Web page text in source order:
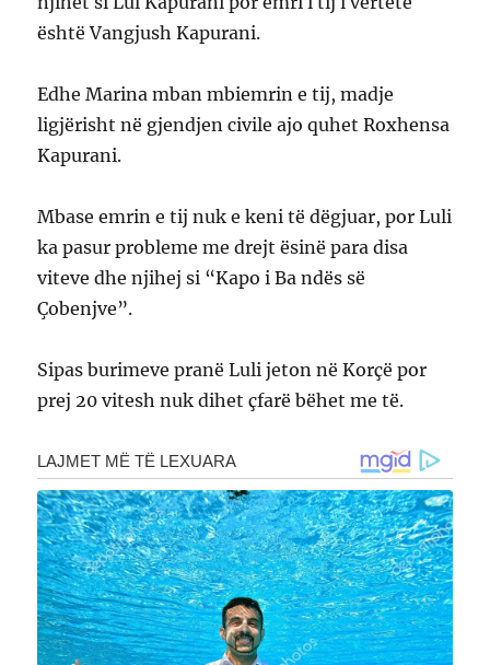
është Vangjush Kapurani.
Edhe Marina mban mbiemrin e tij, madje
ligjërisht në gjendjen civile ajo quhet Roxhensa
Kapurani.
Mbase emrin e tij nuk e keni të dëgjuar, por Luli
ka pasur probleme me drejt ësinë para disa
viteve dhe njihej si “Kapo i Ba ndës së
Çobenjve”.
Sipas burimeve pranë Luli jeton në Korçë por
prej 20 vitesh nuk dihet çfarë bëhet me të.